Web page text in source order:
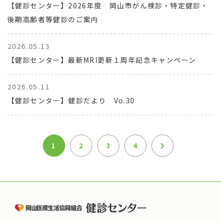
【健診センター】2026年度 岡山市がん検診・特定健診・
後期高齢者等健診のご案内
2026.05.13
【健診センター】最新MRI更新１周年記念キャンペーン
2026.05.11
【健診センター】健診だより Vo.30
1 2 3 4